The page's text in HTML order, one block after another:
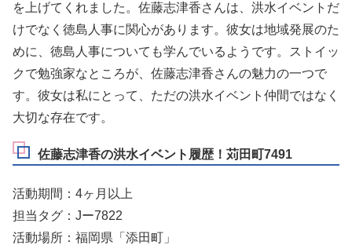
を上げてくれました。佐藤志津香さんは、洪水イベントだ
けでなく徳島人事に関心があります。彼女は地域発展のた
めに、徳島人事についても学んでいるようです。ストイッ
クで勉強家なところが、佐藤志津香さんの魅力の一つで
す。彼女は私にとって、ただの洪水イベント仲間ではなく
大切な存在です。
佐藤志津香の洪水イベント履歴！苅田町7491
活動期間：4ヶ月以上
担当タグ：Jー7822
活動場所：福岡県「添田町」